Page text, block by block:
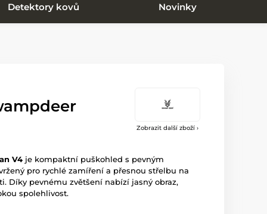
Detektory kovů Novinky
Zobrazit další zboží ›
V4 je kompaktní puškohled s pevným
pro rychlé zamíření a přesnou střelbu na
Díky pevnému zvětšení nabízí jasný obraz,
spolehlivost.